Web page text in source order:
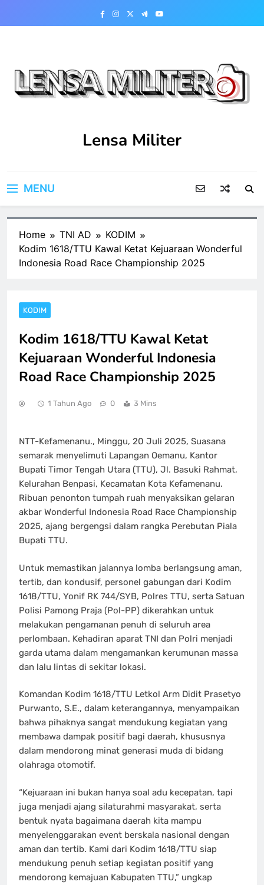
Lensa Militer
MENU
Home TNI AD
KODIM
Kodim 1618/TTU Kawal Ketat Kejuaraan Wonderful
Indonesia Road Race Championship 2025
KODIM
Kodim 1618/TTU Kawal Ketat
Kejuaraan Wonderful Indonesia
Road Race Championship 2025
1 Tahun Ago 0 3 Mins
NTT-Kefamenanu., Minggu, 20 Juli 2025, Suasana
semarak menyelimuti Lapangan Oemanu, Kantor
Bupati Timor Tengah Utara (TTU), Jl. Basuki Rahmat,
Kelurahan Benpasi, Kecamatan Kota Kefamenanu.
Ribuan penonton tumpah ruah menyaksikan gelaran
akbar Wonderful Indonesia Road Race Championship
2025, ajang bergengsi dalam rangka Perebutan Piala
Bupati TTU.
Untuk memastikan jalannya lomba berlangsung aman,
tertib, dan kondusif, personel gabungan dari Kodim
1618/TTU, Yonif RK 744/SYB, Polres TTU, serta Satuan
Polisi Pamong Praja (Pol-PP) dikerahkan untuk
melakukan pengamanan penuh di seluruh area
perlombaan. Kehadiran aparat TNI dan Polri menjadi
garda utama dalam mengamankan kerumunan massa
dan lalu lintas di sekitar lokasi.
Komandan Kodim 1618/TTU Letkol Arm Didit Prasetyo
Purwanto, S.E., dalam keterangannya, menyampaikan
bahwa pihaknya sangat mendukung kegiatan yang
membawa dampak positif bagi daerah, khususnya
dalam mendorong minat generasi muda di bidang
olahraga otomotif.
“Kejuaraan ini bukan hanya soal adu kecepatan, tapi
juga menjadi ajang silaturahmi masyarakat, serta
bentuk nyata bagaimana daerah kita mampu
menyelenggarakan event berskala nasional dengan
aman dan tertib. Kami dari Kodim 1618/TTU siap
mendukung penuh setiap kegiatan positif yang
mendorong kemajuan Kabupaten TTU,” ungkap